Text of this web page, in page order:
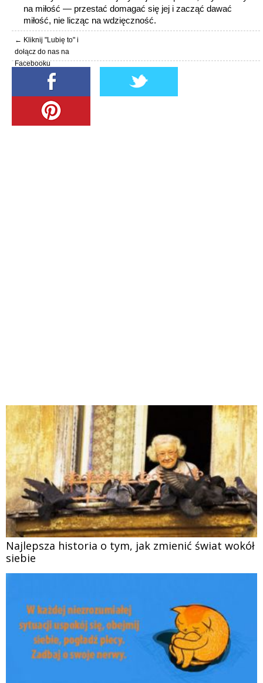
na miłość — przestać domagać się jej i zacząć dawać
miłość, nie licząc na wdzięczność.
← Kliknij "Lubię to" i
dołącz do nas na
Facebooku
Najlepsza historia o tym, jak zmienić świat wokół
siebie